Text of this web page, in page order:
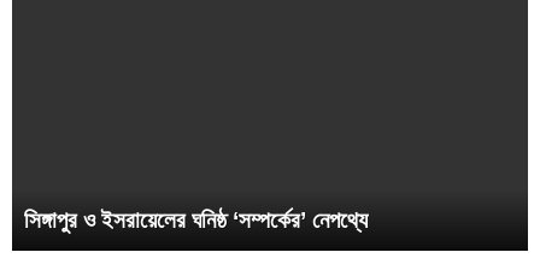
সিঙ্গাপুর ও ইসরায়েলের ঘনিষ্ঠ ‘সম্পর্কের’ নেপথ্যে